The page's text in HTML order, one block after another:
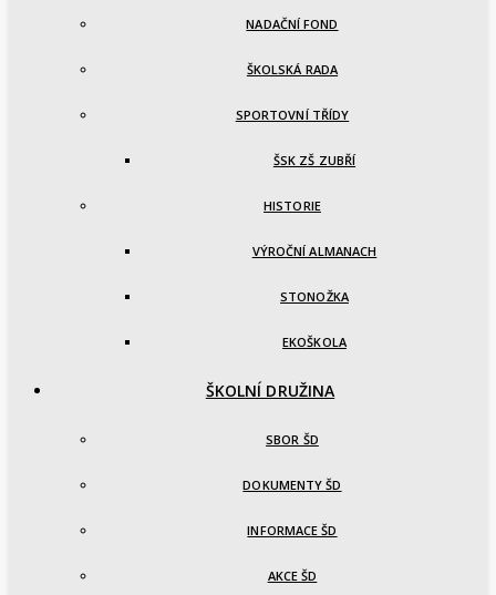
NADAČNÍ FOND
ŠKOLSKÁ RADA
SPORTOVNÍ TŘÍDY
ŠSK ZŠ ZUBŘÍ
HISTORIE
VÝROČNÍ ALMANACH
STONOŽKA
EKOŠKOLA
ŠKOLNÍ DRUŽINA
SBOR ŠD
DOKUMENTY ŠD
INFORMACE ŠD
AKCE ŠD